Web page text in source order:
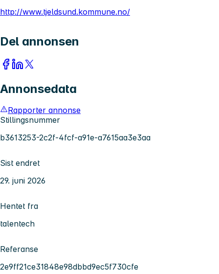
http://www.tjeldsund.kommune.no/
Del annonsen
Annonsedata
Rapporter annonse
Stillingsnummer
b3613253-2c2f-4fcf-a91e-a7615aa3e3aa
Sist endret
29. juni 2026
Hentet fra
talentech
Referanse
2e9ff21ce31848e98dbbd9ec5f730cfe